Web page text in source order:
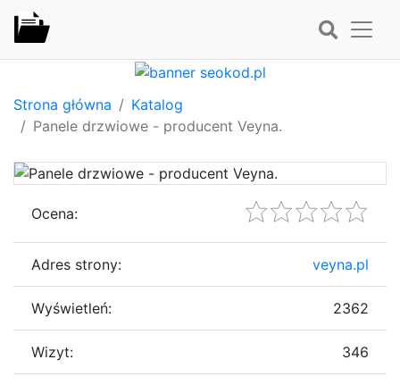
Strona główna
Katalog
Panele drzwiowe - producent Veyna.
Ocena:
Adres strony: veyna.pl
Wyświetleń: 2362
Wizyt: 346